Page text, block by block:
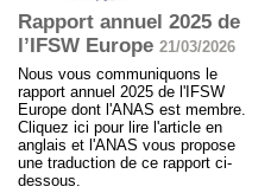
Rapport annuel 2025 de
l’IFSW Europe 21/03/2026
Nous vous communiquons le
rapport annuel 2025 de l'IFSW
Europe dont l'ANAS est membre.
Cliquez ici pour lire l'article en
anglais et l'ANAS vous propose
une traduction de ce rapport ci-
dessous.